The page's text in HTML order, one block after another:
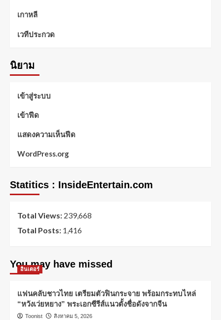
เกาหลี
เวทีประกวด
นิยาม
เข้าสู่ระบบ
เข้าฟีด
แสดงความเห็นฟีด
WordPress.org
Statitics : InsideEntertain.com
Total Views: 239,668
Total Posts: 1,416
You may have missed
อินเตอร์
แฟนคลับชาวไทย เตรียมตัวฟินกระจาย พร้อมกระทบไหล่
“หวังเว่ยหยาง” พระเอกซีรีส์แนวตั้งชื่อดังจากจีน
Toonist สิงหาคม 5, 2026